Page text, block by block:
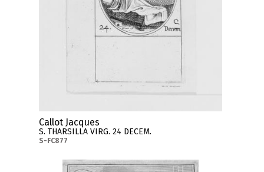
Callot Jacques
S. THARSILLA VIRG. 24 DECEM.
S-FC877